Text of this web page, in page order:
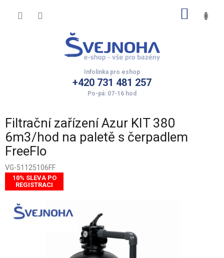
+420 731 481 257
Filtrační zařízení Azur KIT 380
6m3/hod na paletě s čerpadlem
FreeFlo
VG-51125106FF
10% SLEVA PO
REGISTRACI